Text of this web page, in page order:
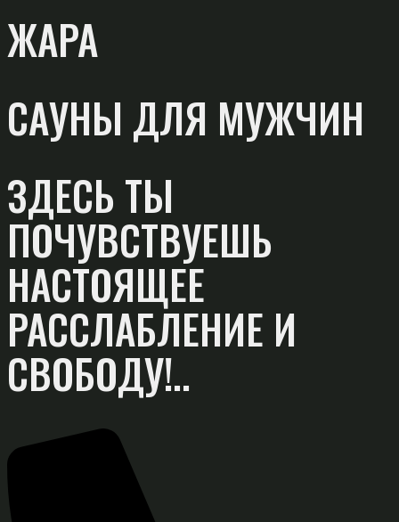
ЖАРА
САУНЫ ДЛЯ МУЖЧИН
ЗДЕСЬ ТЫ
ПОЧУВСТВУЕШЬ
НАСТОЯЩЕЕ
РАССЛАБЛЕНИЕ И
СВОБОДУ!..